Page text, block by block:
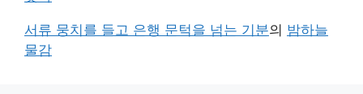
서류 뭉치를 들고 은행 문턱을 넘는 기분의 밤하늘
물감